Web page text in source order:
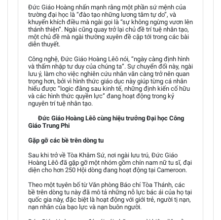
Đức Giáo Hoàng nhấn mạnh rằng một phần sứ mệnh của
trường đại học là “đào tạo những lương tâm tự do”, và
khuyến khích điều mà ngài gọi là “sự không ngừng vươn lên
thánh thiện”. Ngài cũng quay trở lại chủ đề trí tuệ nhân tạo,
một chủ đề mà ngài thường xuyên đề cập tới trong các bài
diễn thuyết.
Công nghệ, Đức Giáo Hoàng Lêô nói, “ngày càng định hình
và thấm nhập tư duy của chúng ta”. Sự chuyển đổi này, ngài
lưu ý, làm cho việc nghiên cứu nhân văn càng trở nên quan
trọng hơn, bởi vì hình thức giáo dục này giúp từng cá nhân
hiểu được “logic đằng sau kinh tế, những định kiến cố hữu
và các hình thức quyền lực” đang hoạt động trong kỷ
nguyên trí tuệ nhân tạo.
Đức Giáo Hoàng Lêô cùng hiệu trưởng Đại học Công
Giáo Trung Phi
Gặp gỡ các bề trên dòng tu
Sau khi trở về Tòa Khâm Sứ, nơi ngài lưu trú, Đức Giáo
Hoàng Lêô đã gặp gỡ một nhóm gồm chín nam nữ tu sĩ, đại
diện cho hơn 250 Hội dòng đang hoạt động tại Cameroon.
Theo một tuyên bố từ Văn phòng Báo chí Tòa Thánh, các
bề trên dòng tu này đã mô tả những nỗ lực bác ái của họ tại
quốc gia này, đặc biệt là hoạt động với giới trẻ, người tị nạn,
nạn nhân của bạo lực và nạn buôn người.